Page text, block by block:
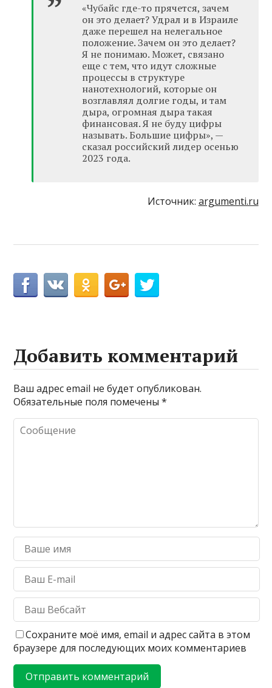
«Чубайс где-то прячется, зачем
он это делает? Удрал и в Израиле
даже перешел на нелегальное
положение. Зачем он это делает?
Я не понимаю. Может, связано
еще с тем, что идут сложные
процессы в структуре
нанотехнологий, которые он
возглавлял долгие годы, и там
дыра, огромная дыра такая
финансовая. Я не буду цифры
называть. Большие цифры», —
сказал российский лидер осенью
2023 года.
Источник: argumenti.ru
Добавить комментарий
Ваш адрес email не будет опубликован.
Обязательные поля помечены*
Сохраните моё имя, email и адрес сайта в этом
браузере для последующих моих комментариев